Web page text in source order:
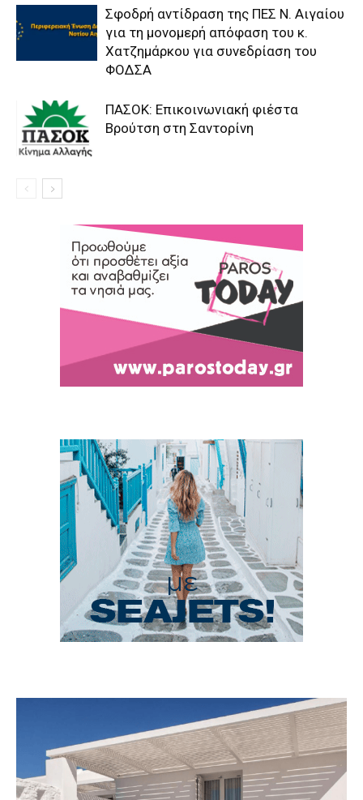
Σφοδρή αντίδραση της ΠΕΣ Ν. Αιγαίου
για τη μονομερή απόφαση του κ.
Χατζημάρκου για συνεδρίαση του
ΦΟΔΣΑ
ΠΑΣΟΚ: Επικοινωνιακή φιέστα
Βρούτση στη Σαντορίνη